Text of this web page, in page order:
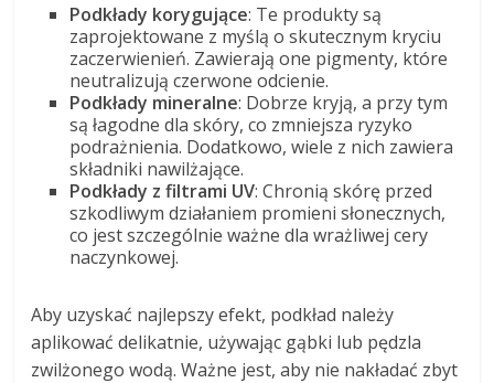
Podkłady korygujące: Te produkty są
zaprojektowane z myślą o skutecznym kryciu
zaczerwienień. Zawierają one pigmenty, które
neutralizują czerwone odcienie.
Podkłady mineralne: Dobrze kryją, a przy tym
są łagodne dla skóry, co zmniejsza ryzyko
podrażnienia. Dodatkowo, wiele z nich zawiera
składniki nawilżające.
Podkłady z filtrami UV: Chronią skórę przed
szkodliwym działaniem promieni słonecznych,
co jest szczególnie ważne dla wrażliwej cery
naczynkowej.
Aby uzyskać najlepszy efekt, podkład należy
aplikować delikatnie, używając gąbki lub pędzla
zwilżonego wodą. Ważne jest, aby nie nakładać zbyt